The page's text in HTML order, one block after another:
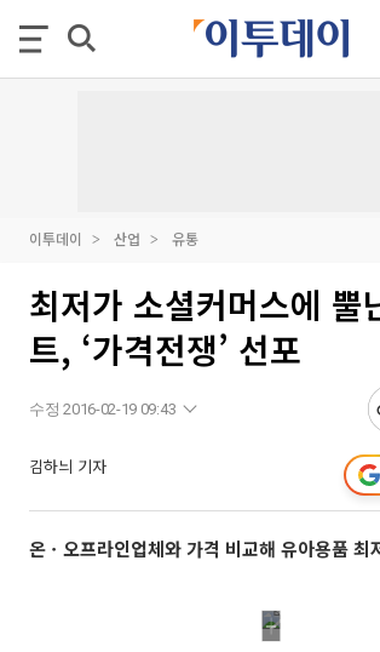
이투데이 산업 유통
최저가 소셜커머스에 뿔
트, ‘가격전쟁’ 선포
수정 2016-02-19 09:43
김하늬 기자
온ㆍ오프라인업체와 가격 비교해 유아용품 최